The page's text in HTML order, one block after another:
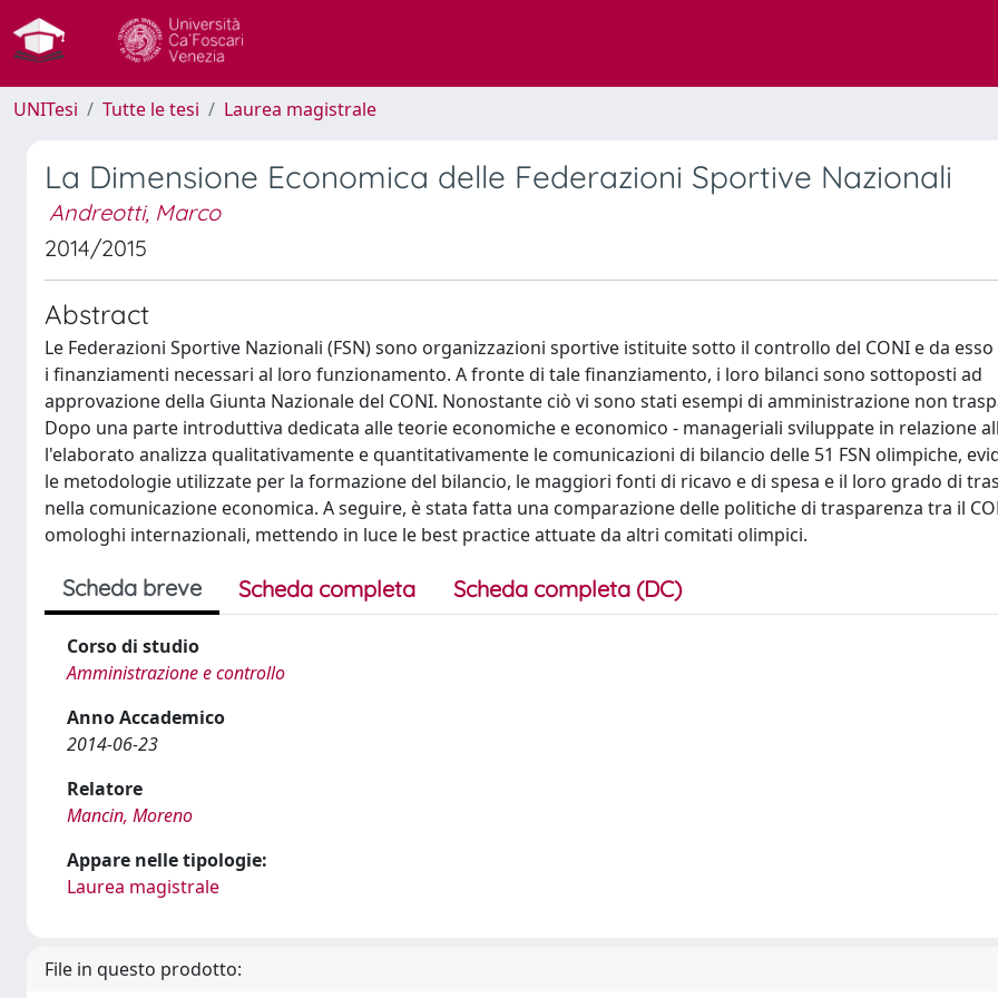
UNITesi Tutte le tesi Laurea magistrale
La Dimensione Economica delle Federazioni Sportive Nazionali
Andreotti, Marco
2014/2015
Abstract
Le Federazioni Sportive Nazionali (FSN) sono organizzazioni sportive istituite sotto il controllo del CONI e da
i finanziamenti necessari al loro funzionamento. A fronte di tale finanziamento, i loro bilanci sono sottoposti ad
approvazione della Giunta Nazionale del CONI. Nonostante ciò vi sono stati esempi di amministrazione non
Dopo una parte introduttiva dedicata alle teorie economiche e economico - manageriali sviluppate in relazione
l'elaborato analizza qualitativamente e quantitativamente le comunicazioni di bilancio delle 51 FSN olimpiche,
le metodologie utilizzate per la formazione del bilancio, le maggiori fonti di ricavo e di spesa e il loro grado di
nella comunicazione economica. A seguire, è stata fatta una comparazione delle politiche di trasparenza tra il
omologhi internazionali, mettendo in luce le best practice attuate da altri comitati olimpici.
Scheda breve Scheda completa Scheda completa (DC)
Corso di studio
Amministrazione e controllo
Anno Accademico
2014-06-23
Relatore
Mancin, Moreno
Appare nelle tipologie:
Laurea magistrale
File in questo prodotto: